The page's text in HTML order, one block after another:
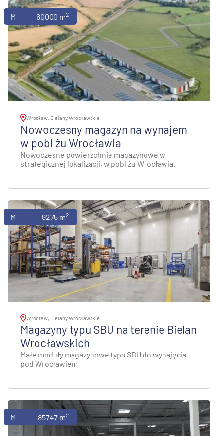
Magazyny60000 m2
Wrocław, Bielany Wrocławskie
Nowoczesny magazyn na wynajem
w pobliżu Wrocławia
Nowoczesne powierzchnie magazynowe w
strategicznej lokalizacji, w pobliżu Wrocławia.
Magazyny 9275 m2
Wrocław, Bielany Wrocławskie
Magazyny typu SBU na terenie Bielan
Wrocławskich
Małe moduły magazynowe typu SBU do wynajęcia
pod Wrocławiem
Magazyny85747 m2